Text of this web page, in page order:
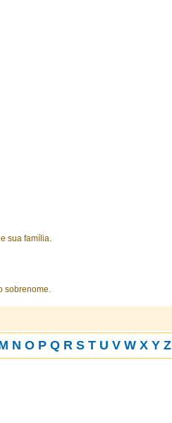
sua família.
sobrenome.
N O P Q R S T U V W X Y Z